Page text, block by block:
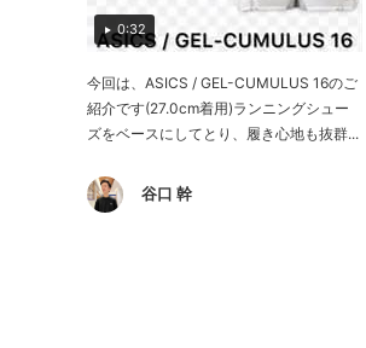
0:32
今回は、ASICS / GEL-CUMULUS 16のご
紹介です(27.0cm着用)ランニングシュー
ズをベースにしてとり、履き心地も抜群...
谷口 幹